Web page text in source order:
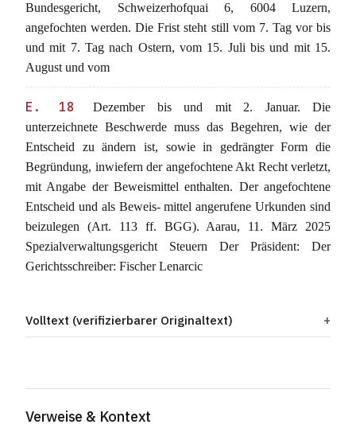
Bundesgericht, Schweizerhofquai 6, 6004 Luzern,
angefochten werden. Die Frist steht still vom 7. Tag vor bis
und mit 7. Tag nach Ostern, vom 15. Juli bis und mit 15.
August und vom
E. 18
Dezember bis und mit 2. Januar. Die
unterzeichnete Beschwerde muss das Begehren, wie der
Entscheid zu ändern ist, sowie in gedrängter Form die
Begründung, inwiefern der angefochtene Akt Recht verletzt,
mit Angabe der Beweismittel enthalten. Der angefochtene
Entscheid und als Beweis- mittel angerufene Urkunden sind
beizulegen (Art. 113 ff. BGG). Aarau, 11. März 2025
Spezialverwaltungsgericht Steuern Der Präsident: Der
Gerichtsschreiber: Fischer Lenarcic
Volltext (verifizierbarer Originaltext)
Verweise & Kontext